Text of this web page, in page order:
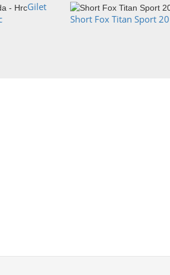
Gilet
Short Fox Titan Sport